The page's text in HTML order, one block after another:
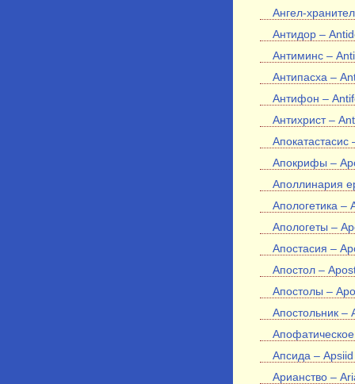
Ангел-
Антидор –
Антиминс –
Антипасха –
Антифон –
Антихрист –
Апокатастасис
Апокрифы –
Аполлинария
Апологетика –
Апологеты –
Апостасия –
Апостол –
Апостолы –
Апостольник –
Апсида – Apsiid
Арианство –